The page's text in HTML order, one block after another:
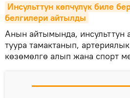
Инсульттун көпчүлүк биле
белгилери айтылды
Анын айтымында, инсульттун
туура тамактанып,
көзөмөлгө алып жана спорт